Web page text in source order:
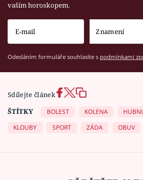
vaším horoskopem.
Odesláním formuláře souhlasíte s podmínkami
Sdílejte článek
ŠTÍTKY
BOLEST KOLENA
KLOUBY
SPORT ZÁDA OBUV